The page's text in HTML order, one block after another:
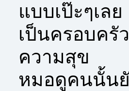
แบบเป๊ะๆเลย
เป็นครอบครั
ความสุข
หมอดูคนนั้นยั